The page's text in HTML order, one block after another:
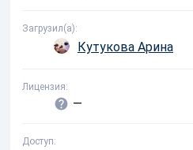
Загрузил(а)
Кутукова Арина
Лицензия
—
Доступ